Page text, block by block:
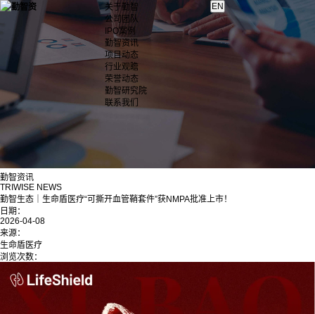
关于勤智
公司团队
IPO案例
勤智资讯
项目动态
行业观瞻
荣誉动态
勤智研究院
联系我们
勤智资讯
TRIWISE NEWS
勤智生态｜生命盾医疗“可撕开血管鞘套件”获NMPA批准上市！
日期：
2026-04-08
来源：
生命盾医疗
浏览次数：